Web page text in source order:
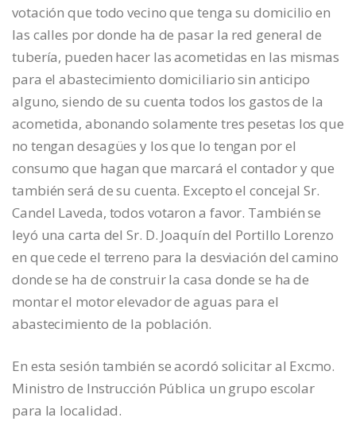
votación que todo vecino que tenga su domicilio en
las calles por donde ha de pasar la red general de
tubería, pueden hacer las acometidas en las mismas
para el abastecimiento domiciliario sin anticipo
alguno, siendo de su cuenta todos los gastos de la
acometida, abonando solamente tres pesetas los que
no tengan desagües y los que lo tengan por el
consumo que hagan que marcará el contador y que
también será de su cuenta. Excepto el concejal Sr.
Candel Laveda, todos votaron a favor. También se
leyó una carta del Sr. D. Joaquín del Portillo Lorenzo
en que cede el terreno para la desviación del camino
donde se ha de construir la casa donde se ha de
montar el motor elevador de aguas para el
abastecimiento de la población.
En esta sesión también se acordó solicitar al Excmo.
Ministro de Instrucción Pública un grupo escolar
para la localidad.